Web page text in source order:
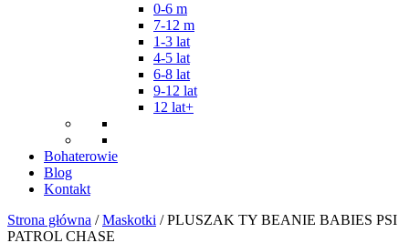
0-6 m
7-12 m
1-3 lat
4-5 lat
6-8 lat
9-12 lat
12 lat+
Bohaterowie
Blog
Kontakt
Strona główna /Maskotki / PLUSZAK TY BEANIE BABIES PSI
PATROL CHASE